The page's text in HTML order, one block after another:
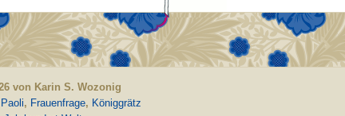
von Karin S. Wozonig
, Frauenfrage, Königgrätz